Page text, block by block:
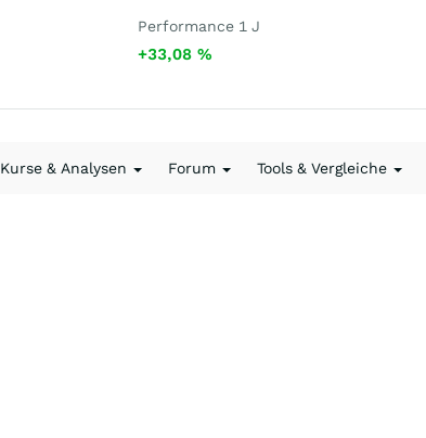
Performance 1 J
+33,08 %
Kurse & Analysen Forum Tools & Vergleiche